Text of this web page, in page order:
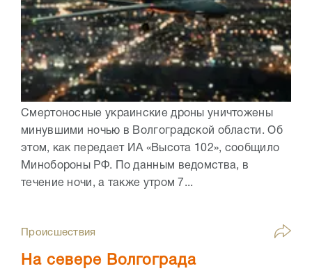
Смертоносные украинские дроны уничтожены
минувшими ночью в Волгоградской области. Об
этом, как передает ИА «Высота 102», сообщило
Минобороны РФ. По данным ведомства, в
течение ночи, а также утром 7...
Происшествия
На севере Волгограда